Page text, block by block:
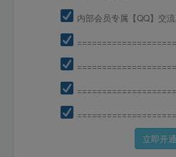
内部会员专属【QQ】交
立即开通